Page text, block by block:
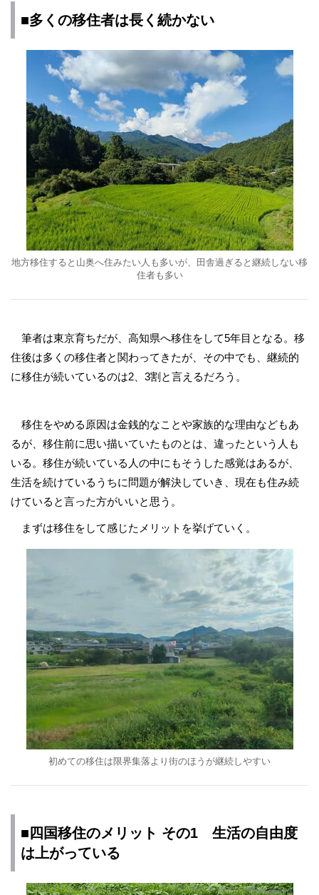
■多くの移住者は長く続かない
地方移住すると山奥へ住みたい人も多いが、田舎過ぎると継続しない移
住者も多い
筆者は東京育ちだが、高知県へ移住をして5年目となる。移
住後は多くの移住者と関わってきたが、その中でも、継続的
に移住が続いているのは2、3割と言えるだろう。
移住をやめる原因は金銭的なことや家族的な理由などもあ
るが、移住前に思い描いていたものとは、違ったという人も
いる。移住が続いている人の中にもそうした感覚はあるが、
生活を続けているうちに問題が解決していき、現在も住み続
けていると言った方がいいと思う。
まずは移住をして感じたメリットを挙げていく。
初めての移住は限界集落より街のほうが継続しやすい
■四国移住のメリット その1 生活の自由度
は上がっている